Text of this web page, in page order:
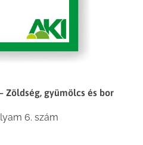
Zöldség, gyümölcs és bor
6. szám